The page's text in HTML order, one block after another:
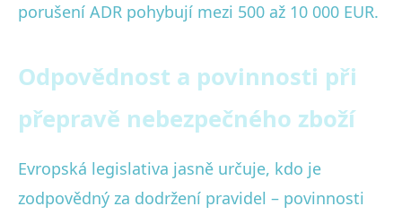
porušení ADR pohybují mezi 500 až 10 000 EUR.
Odpovědnost a povinnosti při
přepravě nebezpečného zboží
Evropská legislativa jasně určuje, kdo je
zodpovědný za dodržení pravidel – povinnosti